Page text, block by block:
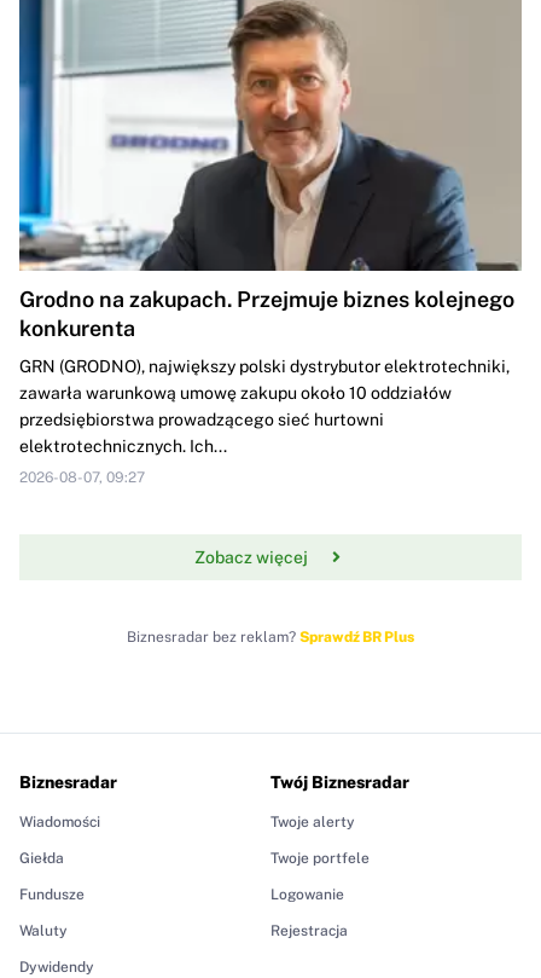
Grodno na zakupach. Przejmuje biznes kolejnego
konkurenta
GRN (GRODNO), największy polski dystrybutor elektrotechniki,
zawarła warunkową umowę zakupu około 10 oddziałów
przedsiębiorstwa prowadzącego sieć hurtowni
elektrotechnicznych. Ich...
2026-08-07, 09:27
Zobacz więcej
Biznesradar bez reklam? Sprawdź BR Plus
Biznesradar
Wiadomości
Giełda
Fundusze
Waluty
Dywidendy
Twój Biznesradar
Twoje alerty
Twoje portfele
Logowanie
Rejestracja